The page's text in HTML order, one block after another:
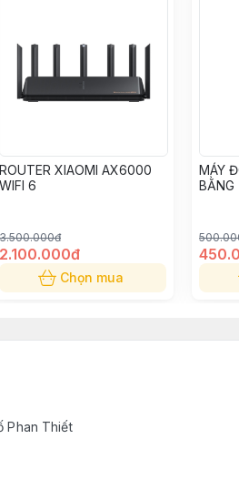
ROUTER XIAOMI AX6000
WIFI 6
3.500.000đ
2.100.000đ
Chọn mua
MÁY
BẰNG
Phan Thiết